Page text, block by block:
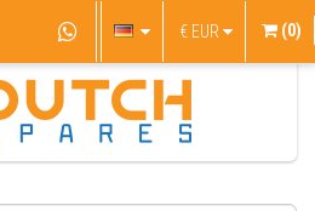
€ EUR (0)